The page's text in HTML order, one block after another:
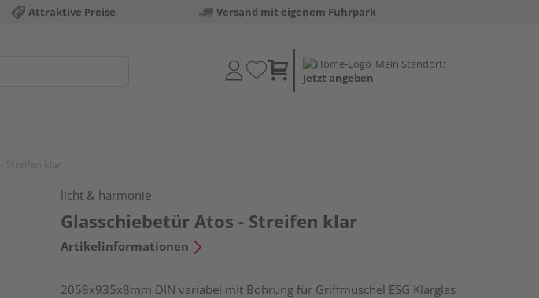
Attraktive Preise Versand mit eigenem Fuhrpark
Mein Standort:
Jetzt angeben
licht & harmonie
Glasschiebetür Atos - Streifen klar
Artikelinformationen
2058x935x8mm DIN variabel mit Bohrung für Griffmuschel ESG Klarglas